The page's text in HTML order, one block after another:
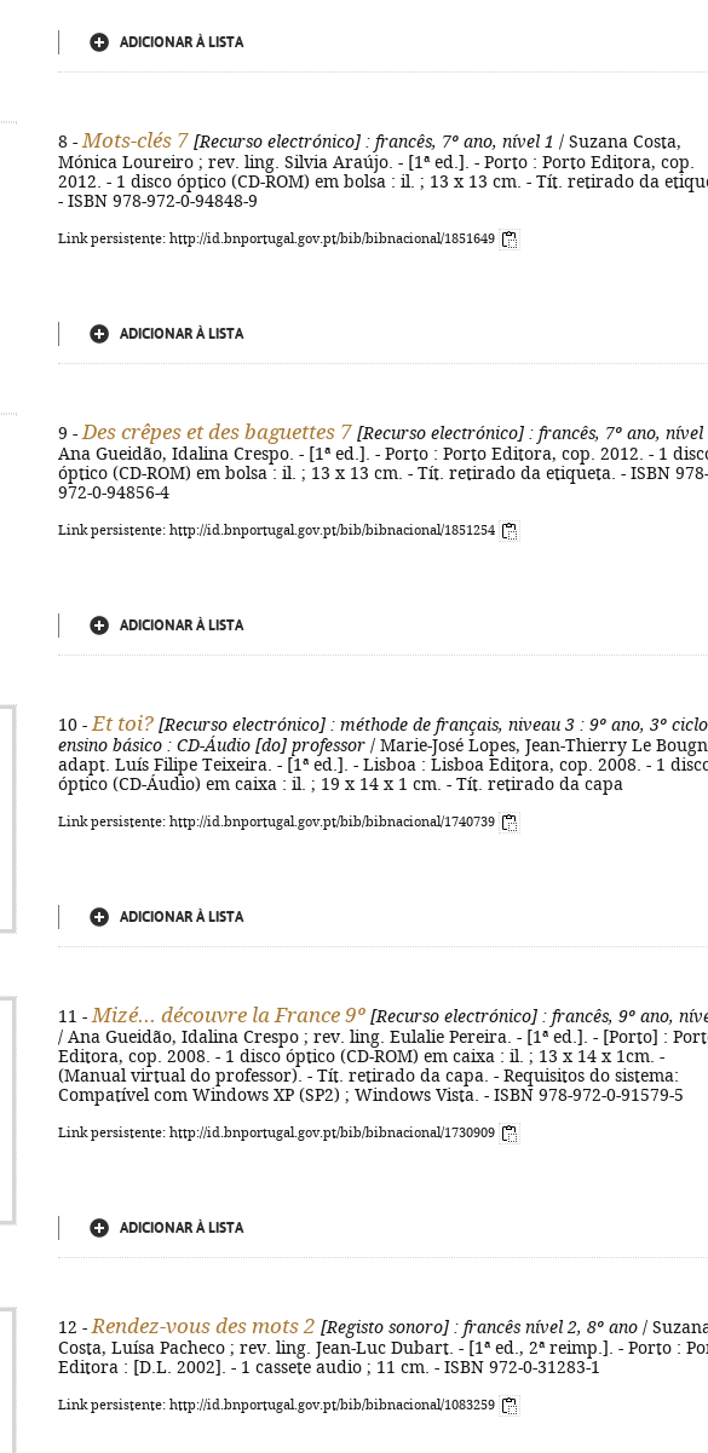
ADICIONAR À LISTA
8 - Mots-clés 7 [Recurso electrónico] : francês, 7º ano, nível 1 / Suzana Costa,
Mónica Loureiro ; rev. ling. Silvia Araújo. - [1ª ed.]. - Porto : Porto Editora, cop.
2012. - 1 disco óptico (CD-ROM) em bolsa : il. ; 13 x 13 cm. - Tít. retirado da
- ISBN 978-972-0-94848-9
Link persistente: http://id.bnportugal.gov.pt/bib/bibnacional/1851649
ADICIONAR À LISTA
9 - Des crêpes et des baguettes 7 [Recurso electrónico] : francês, 7º ano, nível
Ana Gueidão, Idalina Crespo. - [1ª ed.]. - Porto : Porto Editora, cop. 2012. - 1
óptico (CD-ROM) em bolsa : il. ; 13 x 13 cm. - Tít. retirado da etiqueta. - ISBN 978-
972-0-94856-4
Link persistente: http://id.bnportugal.gov.pt/bib/bibnacional/1851254
ADICIONAR À LISTA
10 - Et toi? [Recurso electrónico] : méthode de français, niveau 3 : 9º ano, 3º
ensino básico : CD-Áudio [do] professor / Marie-José Lopes, Jean-Thierry Le
adapt. Luís Filipe Teixeira. - [1ª ed.]. - Lisboa : Lisboa Editora, cop. 2008. - 1
óptico (CD-Áudio) em caixa : il. ; 19 x 14 x 1 cm. - Tít. retirado da capa
Link persistente: http://id.bnportugal.gov.pt/bib/bibnacional/1740739
ADICIONAR À LISTA
11 - Mizé... découvre la France 9º [Recurso electrónico] : francês, 9º ano,
/ Ana Gueidão, Idalina Crespo ; rev. ling. Eulalie Pereira. - [1ª ed.]. - [Porto] :
Editora, cop. 2008. - 1 disco óptico (CD-ROM) em caixa : il. ; 13 x 14 x 1cm. -
(Manual virtual do professor). - Tít. retirado da capa. - Requisitos do sistema:
Compatível com Windows XP (SP2) ; Windows Vista. - ISBN 978-972-0-91579-5
Link persistente: http://id.bnportugal.gov.pt/bib/bibnacional/1730909
ADICIONAR À LISTA
12 - Rendez-vous des mots 2 [Registo sonoro] : francês nível 2, 8º ano /
Costa, Luísa Pacheco ; rev. ling. Jean-Luc Dubart. - [1ª ed., 2ª reimp.]. - Porto :
Editora : [D.L. 2002]. - 1 cassete audio ; 11 cm. - ISBN 972-0-31283-1
Link persistente: http://id.bnportugal.gov.pt/bib/bibnacional/1083259